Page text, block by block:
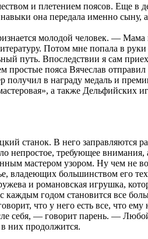
и плетением поясов. Еще
она передала именно сыну,
молодой человек. — Мама
Потом мне попала в
путь. Впоследствии я сам
простые пояса Вячеслав
получил в награду медаль и
а также Дельфийских
станок. В него заправляются
непростое, требующее
мастером узором. Ну чем не
владеющих большинством его
и романовская игрушка,
каждым годом становится все
что у него есть все,
себя, — говорит парень. —
них продолжится.